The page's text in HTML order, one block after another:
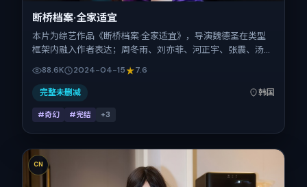
断桥档案·全家适宜
本片为综艺作品《断桥档案·全家适宜》，导演魏德圣在类型
框架内融入作者表达；周冬雨、刘亦菲、河正宇、张震、汤
与出品背景为韩国。上映时间 2024年4月15日（公映登记日
2024-04-15），全片172分钟，节奏张弛有度。
88.6K 2024-04-15 7.6
完整未删减 韩国
#奇幻 #完结 +3
CN